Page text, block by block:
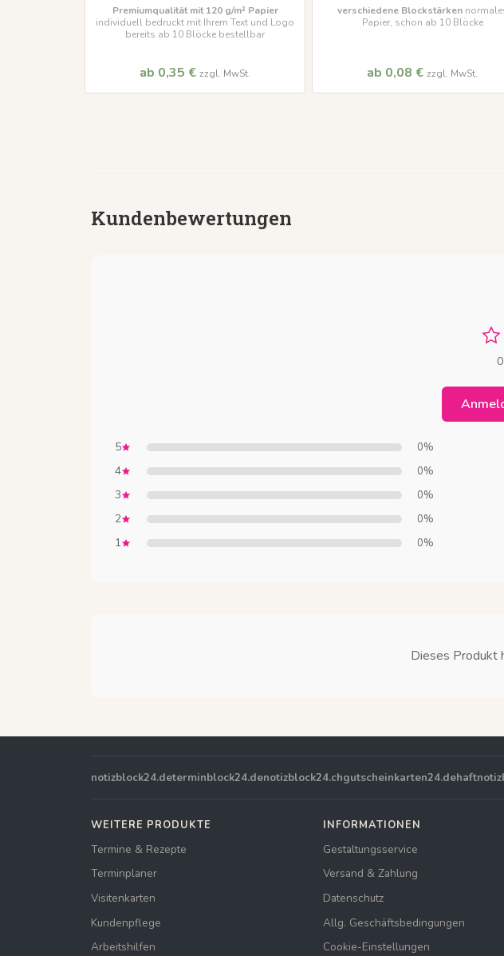
Premiumqualität mit 120 g/m² Papier
individuell bedruckt mit Ihrem Text und Logo
bereits ab 10 Blöcke bestellbar
ab 0,35 € zzgl. MwSt.
verschiedene Blockstärken
Papier, schon ab 10 Blöcke
ab 0,08 € zzgl. MwSt.
Kundenbewertungen
5 0%
4 0%
3 0%
2 0%
1 0%
Dieses Produkt
notizblock24.determinblock24.denotizblock24.chgutscheinkarten24.de
WEITERE PRODUKTE
Termine & Rezepte
Terminplaner
Visitenkarten
Kundenpflege
Arbeitshilfen
INFORMATIONEN
Gestaltungsservice
Versand & Zahlung
Datenschutz
Allg. Geschäftsbedingungen
Cookie-Einstellungen